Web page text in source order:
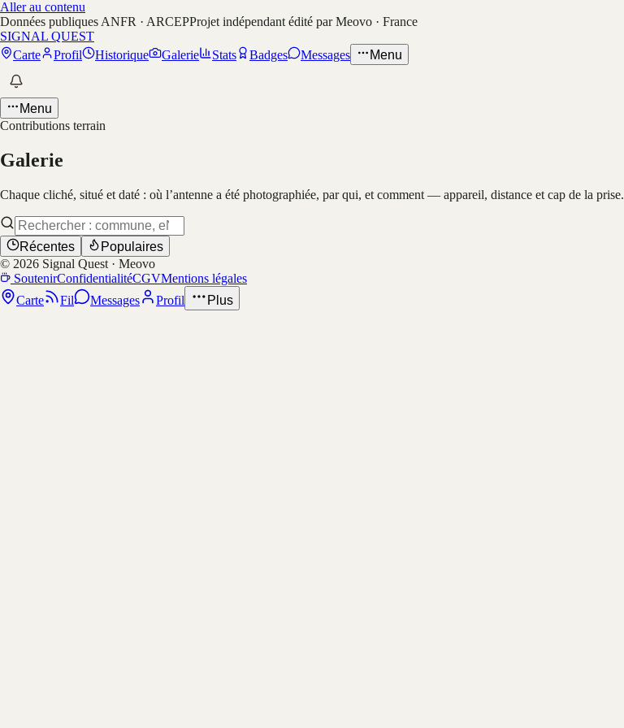
Aller au contenu
Données publiques ANFR · ARCEPProjet indépendant édité par Meovo · France
SIGNAL QUEST
Carte
Profil Historique Galerie Stats Badges Messages Menu
Menu
Contributions terrain
Galerie
Chaque cliché, situé et daté : où l’antenne a été photographiée, par qui, et comment — appareil, distance et cap de la prise.
Récentes
Populaires
© 2026 Signal Quest · Meovo
SoutenirConfidentialitéCGVMentions légales
Carte
Fil Messages Profil Plus